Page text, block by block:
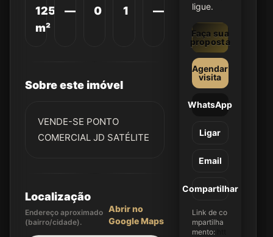
125
m²
— 0 1 —
Sobre este imóvel
VENDE-SE PONTO
COMERCIAL JD SATÉLITE
Localização
Endereço aproximado
(bairro/cidade).
Abrir no
Google Maps
ligue.
Faça sua
proposta
Agendar
visita
WhatsApp
Ligar
Email
Compartilhar
Link de co
mpartilha
mento: